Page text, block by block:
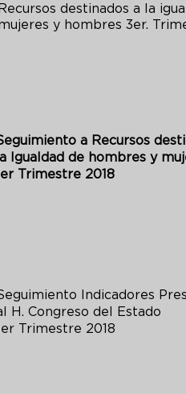
Recursos destinados a la
y hombres 3er.
a Recursos
la Igualdad de hombres y
Trimestre 2018
Indicadores
H. Congreso del Estado
Trimestre